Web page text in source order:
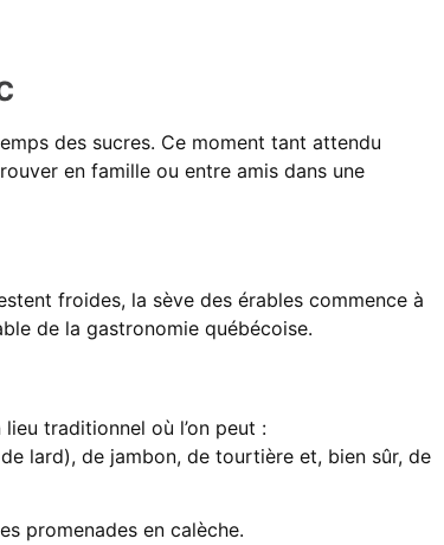
des sucres. Ce moment tant attendu
en famille ou entre amis dans une
froides, la sève des érables commence à
de la gastronomie québécoise.
traditionnel où l’on peut :
lard), de jambon, de tourtière et, bien sûr, de
promenades en calèche.